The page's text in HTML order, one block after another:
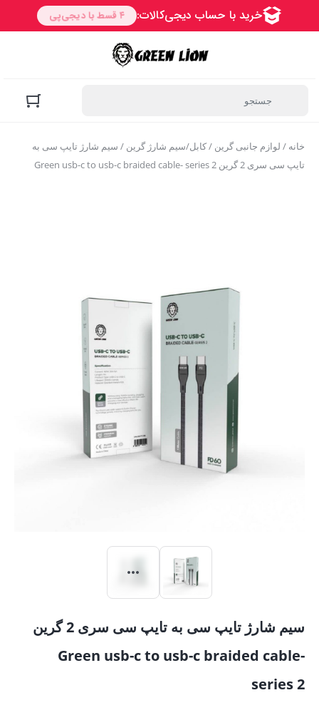
خانه / لوازم جانبی گرین /کابل/سیم شارژ گرین / سیم شارژ تایپ سی به
تایپ سی سری 2 گرین Green usb-c to usb-c braided cable- series 2
سیم شارژ تایپ سی به تایپ سی سری 2 گرین
Green usb-c to usb-c braided cable-
series 2